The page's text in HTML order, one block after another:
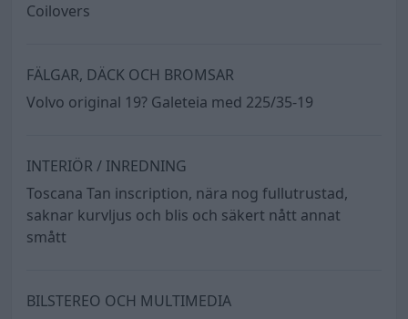
Coilovers
FÄLGAR, DÄCK OCH BROMSAR
Volvo original 19? Galeteia med 225/35-19
INTERIÖR / INREDNING
Toscana Tan inscription, nära nog fullutrustad,
saknar kurvljus och blis och säkert nått annat
smått
BILSTEREO OCH MULTIMEDIA